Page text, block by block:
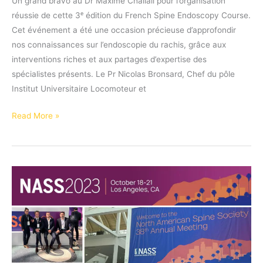
réussie de cette 3ᵉ édition du French Spine Endoscopy Course.
Cet événement a été une occasion précieuse d’approfondir
nos connaissances sur l’endoscopie du rachis, grâce aux
interventions riches et aux partages d’expertise des
spécialistes présents. Le Pr Nicolas Bronsard, Chef du pôle
Institut Universitaire Locomoteur et
3ᵉ
du
Endoscopy
Read More »